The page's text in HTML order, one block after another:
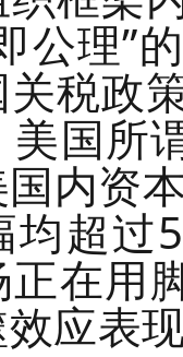
公理”
税政
国所
内资
均超过
在用
应表